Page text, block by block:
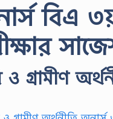
বিএ
ও গ্রামীণ